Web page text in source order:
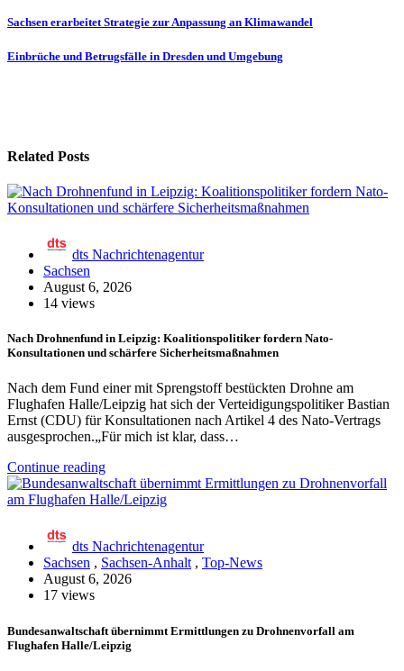
Beitragsnavigation
Sachsen erarbeitet Strategie zur Anpassung an Klimawandel
Einbrüche und Betrugsfälle in Dresden und Umgebung
Related Posts
dts Nachrichtenagentur
Sachsen
August 6, 2026
14 views
Nach Drohnenfund in Leipzig: Koalitionspolitiker fordern Nato-
Konsultationen und schärfere Sicherheitsmaßnahmen
Nach dem Fund einer mit Sprengstoff bestückten Drohne am
Flughafen Halle/Leipzig hat sich der Verteidigungspolitiker Bastian
Ernst (CDU) für Konsultationen nach Artikel 4 des Nato-Vertrags
ausgesprochen.„Für mich ist klar, dass…
Continue reading
dts Nachrichtenagentur
Sachsen , Sachsen-Anhalt, Top-News
August 6, 2026
17 views
Bundesanwaltschaft übernimmt Ermittlungen zu Drohnenvorfall am
Flughafen Halle/Leipzig